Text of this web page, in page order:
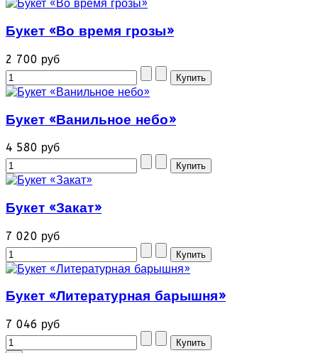
Букет «Во время грозы»
2 700 руб
Букет «Ванильное небо»
4 580 руб
Букет «Закат»
7 020 руб
Букет «Литературная барышня»
7 046 руб